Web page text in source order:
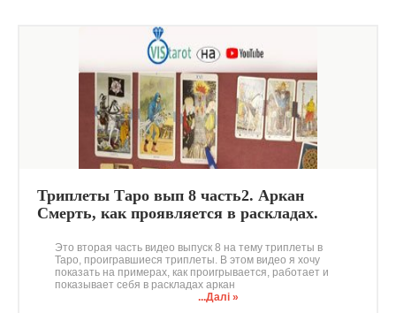
Триплеты Таро вып 8 часть2. Аркан
Смерть, как проявляется в раскладах.
Это вторая часть видео выпуск 8 на тему триплеты в
Таро, проигравшиеся триплеты. В этом видео я хочу
показать на примерах, как проигрывается, работает и
показывает себя в раскладах аркан
...Далі »